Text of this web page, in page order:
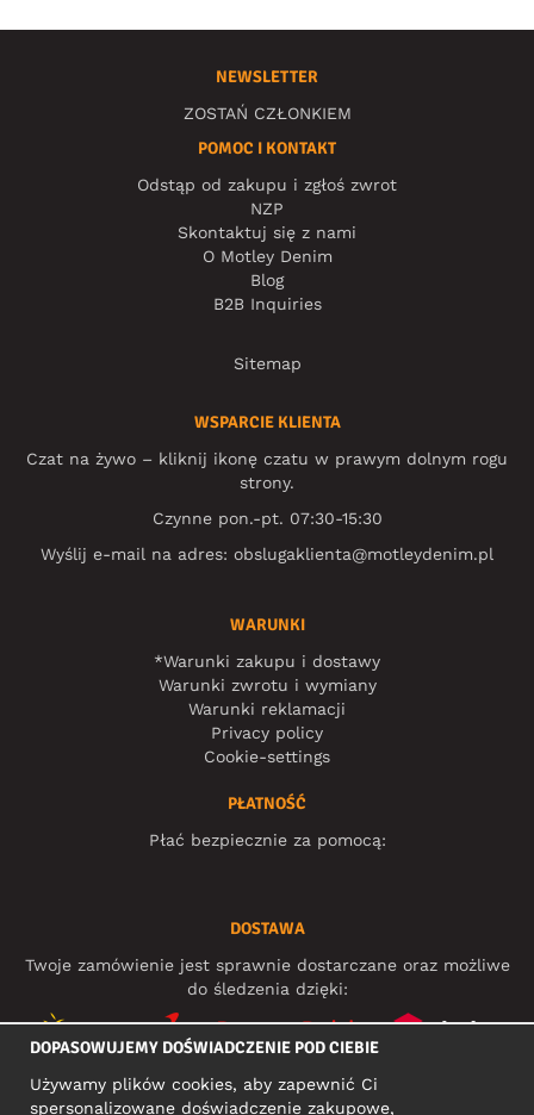
NEWSLETTER
ZOSTAŃ CZŁONKIEM
POMOC I KONTAKT
Odstąp od zakupu i zgłoś zwrot
NZP
Skontaktuj się z nami
O Motley Denim
Blog
B2B Inquiries
Sitemap
WSPARCIE KLIENTA
Czat na żywo – kliknij ikonę czatu w prawym dolnym rogu
strony.
Czynne pon.-pt. 07:30-15:30
Wyślij e-mail na adres: obslugaklienta@motleydenim.pl
WARUNKI
*Warunki zakupu i dostawy
Warunki zwrotu i wymiany
Warunki reklamacji
Privacy policy
Cookie-settings
PŁATNOŚĆ
Płać bezpiecznie za pomocą:
DOSTAWA
Twoje zamówienie jest sprawnie dostarczane oraz możliwe
do śledzenia dzięki:
MEDIA SPOŁECZNOŚCIOWE
DOPASOWUJEMY DOŚWIADCZENIE POD CIEBIE
Używamy plików cookies, aby zapewnić Ci
spersonalizowane doświadczenie zakupowe,